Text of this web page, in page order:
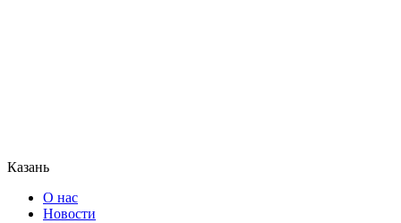
Казань
О нас
Новости